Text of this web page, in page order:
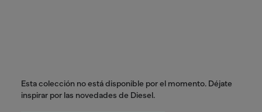
Esta colección no está disponible por el momento. Déjate
inspirar por las novedades de Diesel.